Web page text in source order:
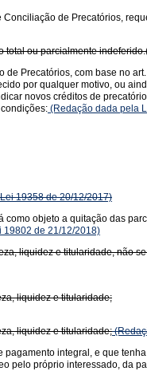
de Precatórios,
total ou parcialmente
Precatórios, com base no
por qualquer motivo, ou
novos créditos de
(Redação dada pela
19358 de 20/12/2017)
objeto a quitação das
19802 de 21/12/2018)
liquidez e titularidade, não
liquidez e titularidade;
liquidez e titularidade;
integral, e que
pelo próprio interessado, da